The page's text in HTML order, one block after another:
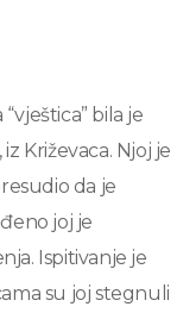
bila je
Križevaca. Njoj je
da je
joj je
Ispitivanje je
su joj stegnuli